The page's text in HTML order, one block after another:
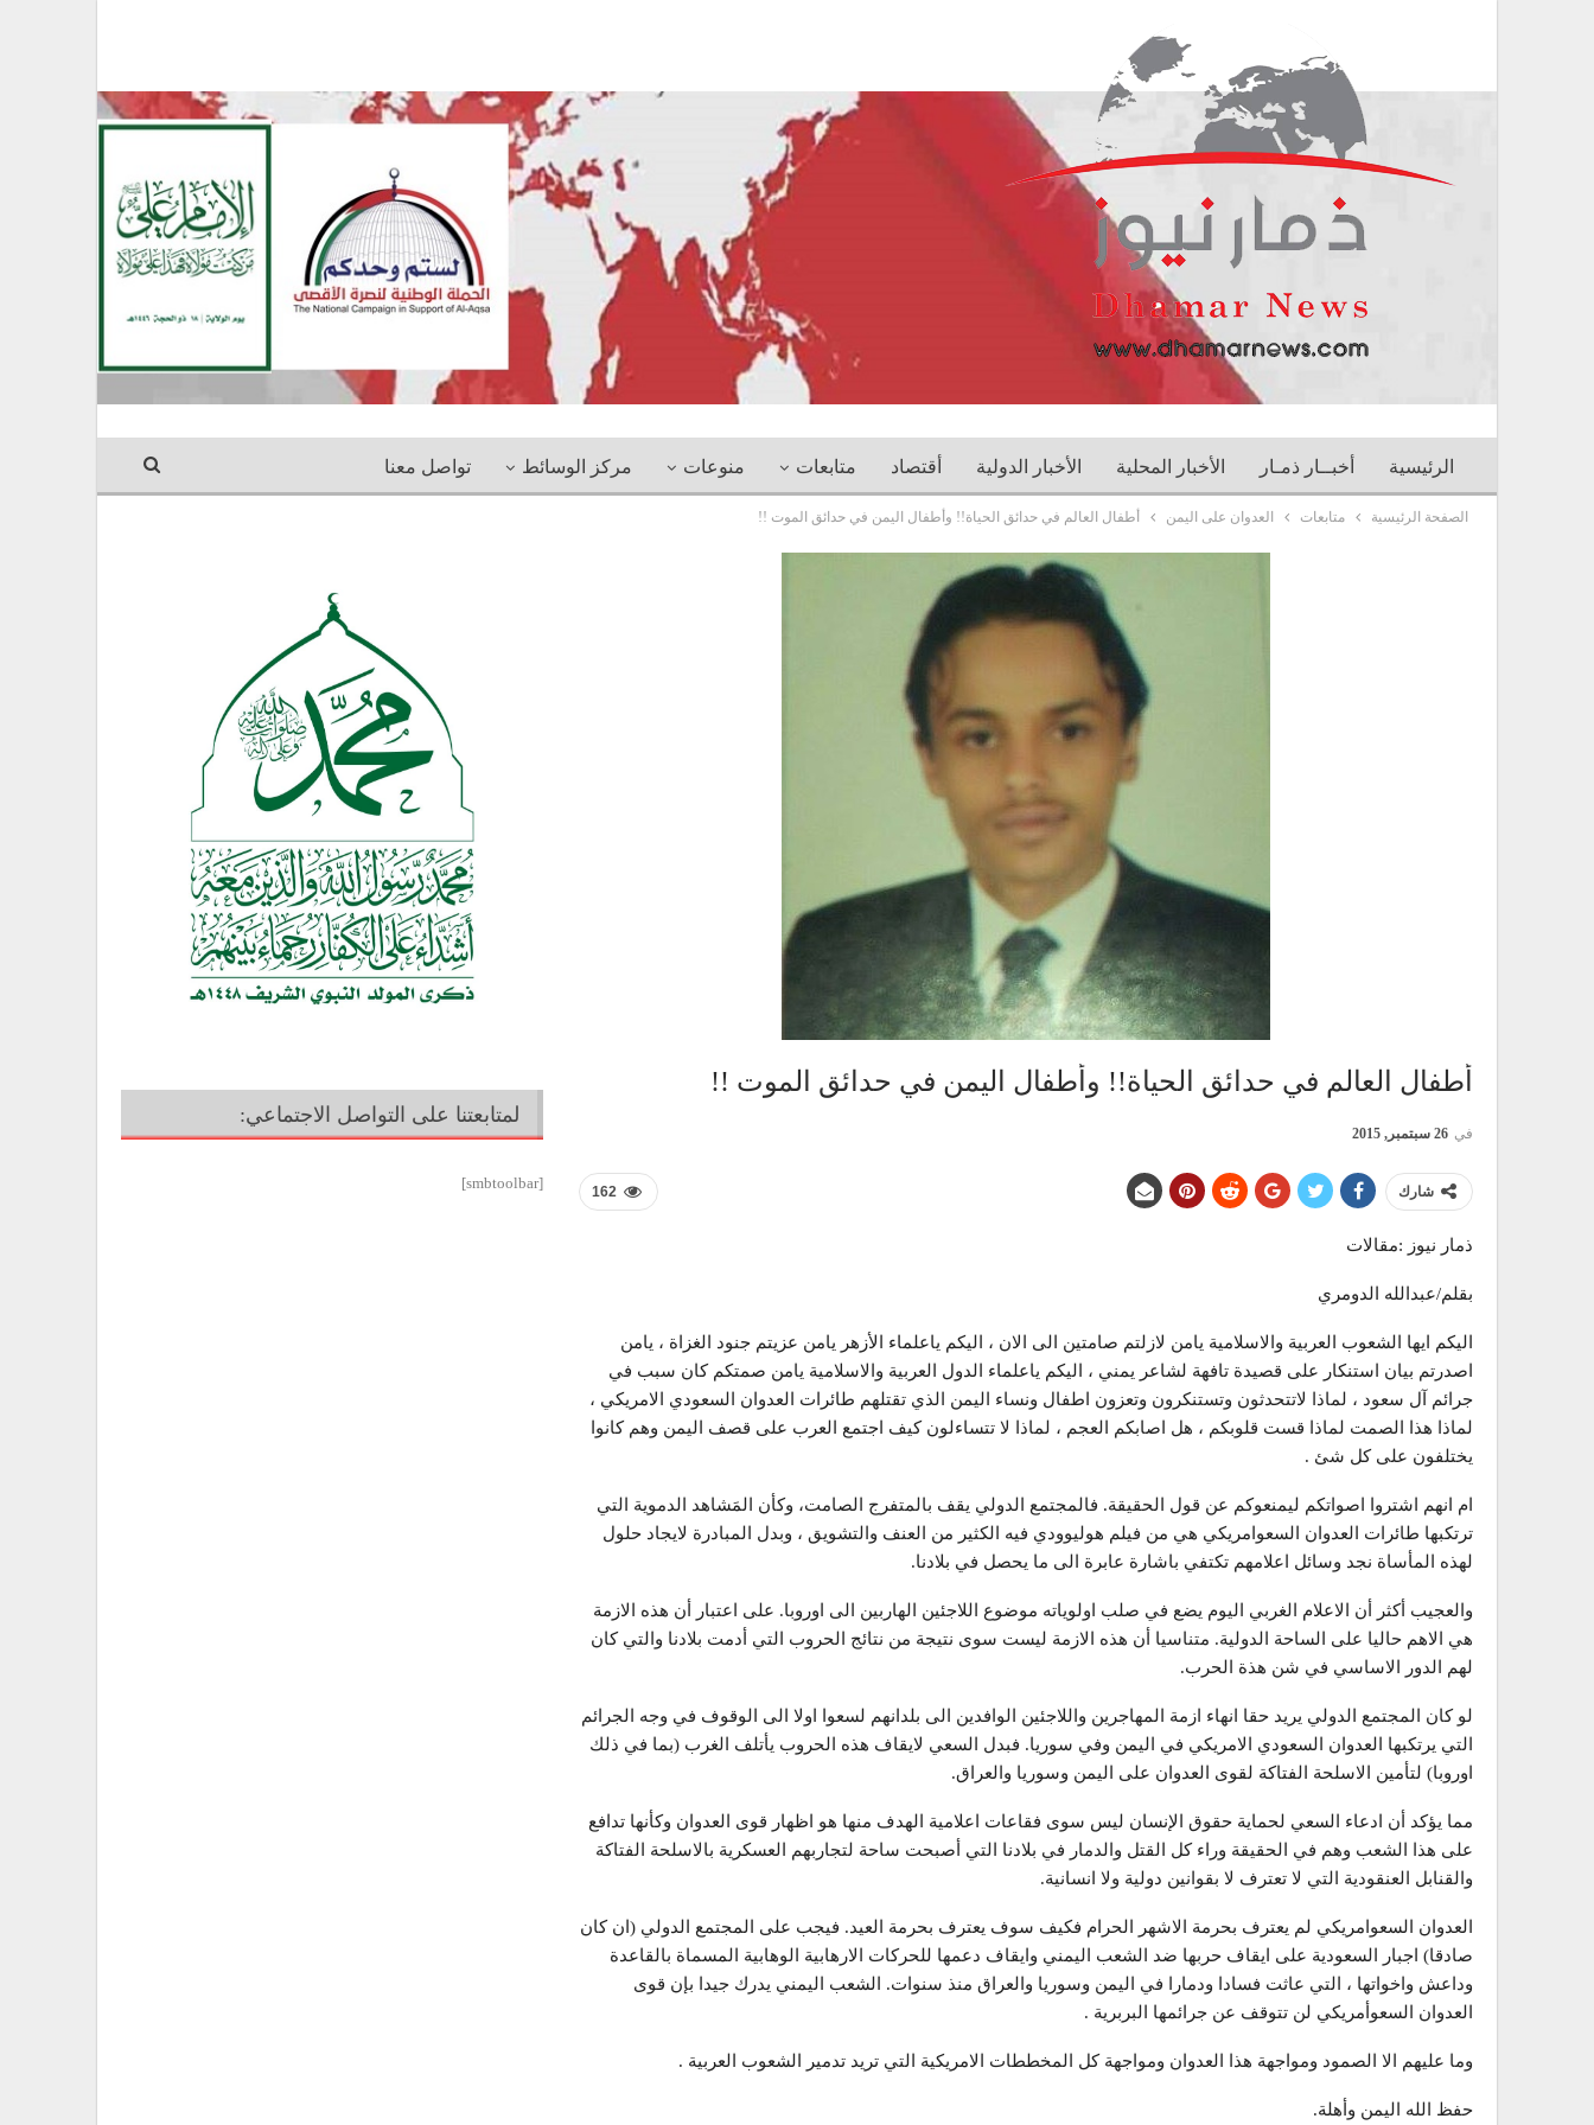
الرئيسية أخبــار ذمـار الأخبار المحلية الأخبار الدولية أقتصاد متابعات منوعات مركز الوسائط تواصل معنا
الصفحة الرئيسية متابعات العدوان على اليمن أطفال العالم في حدائق الحياة!! وأطفال اليمن في حدائق الموت !!
أطفال العالم في حدائق الحياة!! وأطفال اليمن في حدائق الموت !!
في 26 سبتمبر, 2015
162 شارك
ذمار نيوز :مقالات
بقلم/عبدالله الدومري
اليكم ايها الشعوب العربية والاسلامية يامن لازلتم صامتين الى الان ، اليكم ياعلماء الأزهر يامن عزيتم جنود الغزاة ، يامن
اصدرتم بيان استنكار على قصيدة تافهة لشاعر يمني ، اليكم ياعلماء الدول العربية والاسلامية يامن صمتكم كان سبب في
جرائم آل سعود ، لماذا لاتتحدثون وتستنكرون وتعزون اطفال ونساء اليمن الذي تقتلهم طائرات العدوان السعودي الامريكي ،
لماذا هذا الصمت لماذا قست قلوبكم ، هل اصابكم العجم ، لماذا لا تتساءلون كيف اجتمع العرب على قصف اليمن وهم كانوا
يختلفون على كل شئ .
ام انهم اشتروا اصواتكم ليمنعوكم عن قول الحقيقة. فالمجتمع الدولي يقف بالمتفرج الصامت، وكأن المَشاهد الدموية التي
ترتكبها طائرات العدوان السعوامريكي هي من فيلم هوليوودي فيه الكثير من العنف والتشويق ، وبدل المبادرة لايجاد حلول
لهذه المأساة نجد وسائل اعلامهم تكتفي باشارة عابرة الى ما يحصل في بلادنا.
والعجيب أكثر أن الاعلام الغربي اليوم يضع في صلب اولوياته موضوع اللاجئين الهاربين الى اوروبا. على اعتبار أن هذه الازمة
هي الاهم حاليا على الساحة الدولية. متناسيا أن هذه الازمة ليست سوى نتيجة من نتائج الحروب التي أدمت بلادنا والتي كان
لهم الدور الاساسي في شن هذة الحرب.
لو كان المجتمع الدولي يريد حقا انهاء ازمة المهاجرين واللاجئين الوافدين الى بلدانهم لسعوا اولا الى الوقوف في وجه الجرائم
التي يرتكبها العدوان السعودي الامريكي في اليمن وفي سوريا. فبدل السعي لايقاف هذه الحروب يأتلف الغرب (بما في ذلك
اوروبا) لتأمين الاسلحة الفتاكة لقوى العدوان على اليمن وسوريا والعراق.
مما يؤكد أن ادعاء السعي لحماية حقوق الإنسان ليس سوى فقاعات اعلامية الهدف منها هو اظهار قوى العدوان وكأنها تدافع
على هذا الشعب وهم في الحقيقة وراء كل القتل والدمار في بلادنا التي أصبحت ساحة لتجاربهم العسكرية بالاسلحة الفتاكة
والقنابل العنقودية التي لا تعترف لا بقوانين دولية ولا انسانية.
العدوان السعوامريكي لم يعترف بحرمة الاشهر الحرام فكيف سوف يعترف بحرمة العيد. فيجب على المجتمع الدولي (ان كان
صادقا) اجبار السعودية على ايقاف حربها ضد الشعب اليمني وايقاف دعمها للحركات الارهابية الوهابية المسماة بالقاعدة
وداعش واخواتها ، التي عاثت فسادا ودمارا في اليمن وسوريا والعراق منذ سنوات. الشعب اليمني يدرك جيدا بإن قوى
العدوان السعوأمريكي لن تتوقف عن جرائمها البربرية .
وما عليهم الا الصمود ومواجهة هذا العدوان ومواجهة كل المخططات الامريكية التي تريد تدمير الشعوب العربية .
حفظ الله اليمن وأهلة.
لمتابعتنا على التواصل الاجتماعي:
[smbtoolbar]